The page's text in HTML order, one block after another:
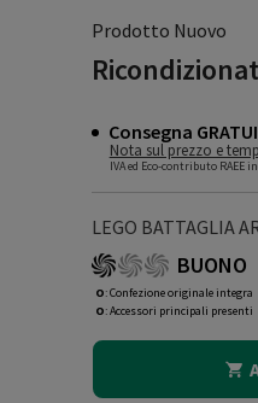
Prodotto Nuovo
Consegna
Nota sul prezzo e
IVA ed Eco-contributo RAEE
LEGO BATTAGLIA
BUONO
O: Confezione originale integra
O: Accessori principali presenti